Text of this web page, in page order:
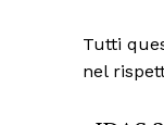
Tutti
nel